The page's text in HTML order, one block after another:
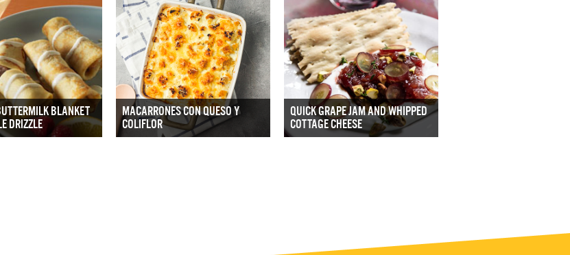
BLANKET
DRIZZLE
MACARRONES CON QUESO Y
COLIFLOR
QUICK GRAPE JAM AND WHIPPED
COTTAGE CHEESE